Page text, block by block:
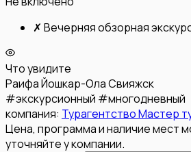
✗ Вечерняя обзорная
Что увидите
РаифаЙошкар-ОлаСвияжск
#экскурсионный #многодневный
компания: Турагентство Мастер
Цена, программа и наличие мест
уточняйте у компании.